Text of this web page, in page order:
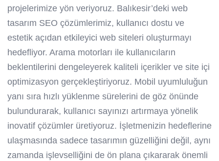
projelerimize yön veriyoruz. Balıkesir’deki web
tasarım SEO çözümlerimiz, kullanıcı dostu ve
estetik açıdan etkileyici web siteleri oluşturmayı
hedefliyor. Arama motorları ile kullanıcıların
beklentilerini dengeleyerek kaliteli içerikler ve site içi
optimizasyon gerçekleştiriyoruz. Mobil uyumluluğun
yanı sıra hızlı yüklenme sürelerini de göz önünde
bulundurarak, kullanıcı sayınızı artırmaya yönelik
inovatif çözümler üretiyoruz. İşletmenizin hedeflerine
ulaşmasında sadece tasarımın güzelliğini değil, aynı
zamanda işlevselliğini de ön plana çıkararak önemli